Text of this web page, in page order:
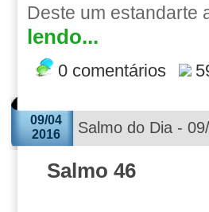
Deste um estandarte
lendo...
0 comentários
09/04
2016
Salmo do Dia -
Salmo 46